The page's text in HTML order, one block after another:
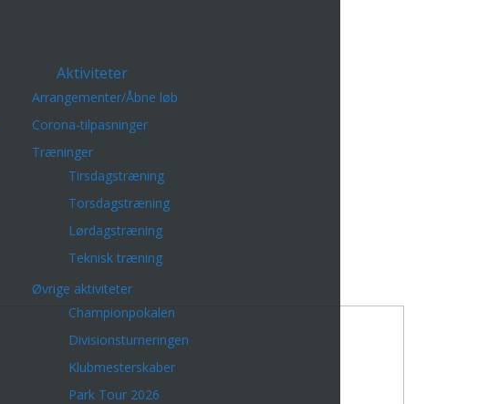
Aktiviteter
Arrangementer/Åbne løb
Corona-tilpasninger
Træninger
Tirsdagstræning
Torsdagstræning
Lørdagstræning
Teknisk træning
Øvrige aktiviteter
Championpokalen
Divisionsturneringen
Klubmesterskaber
Park Tour 2026